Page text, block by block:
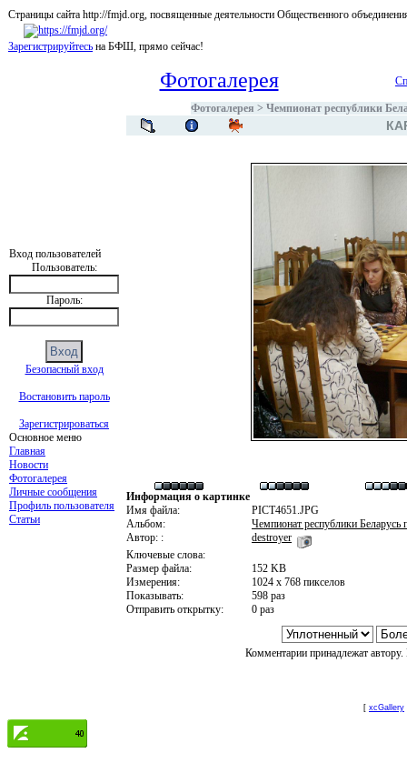
Страницы сайта http://fmjd.org, посвященные деятельности Общественного
Зарегистрируйтесь на БФШ, прямо сейчас!
Вход пользователей
Пользователь:
Пароль:
Безопасный вход
Востановить пароль
Зарегистрироваться
Основное меню
Главная
Новости
Фотогалерея
Личные сообщения
Профиль пользователя
Статьи
Фотогалерея
Фотогалерея > Чемпионат республики
Информация о картинке
Имя файла:
PICT4651.JPG
Альбом:
Чемпионат республики
Автор: :
destroyer
Ключевые слова:
Размер файла:
152 KB
Измерения:
1024 x 768 пикселов
Показывать:
598 раз
Отправить открытку:
0 раз
Комментарии принадлежат
[ xcGallery